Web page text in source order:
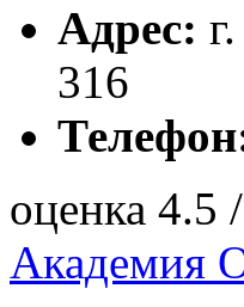
Адрес:
316
оценка 4.5
Академия